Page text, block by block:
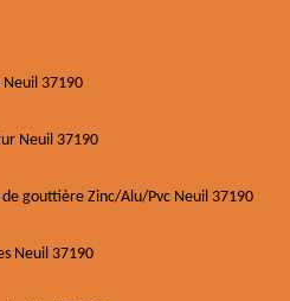
37190
Neuil 37190
gouttière Zinc/Alu/Pvc Neuil 37190
Neuil 37190